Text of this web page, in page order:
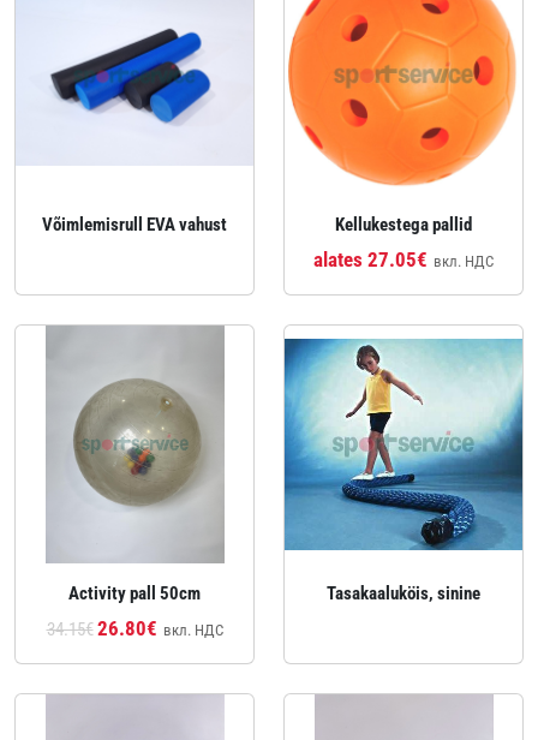
Võimlemisrull EVA vahust Kellukestega pallid
alates 27.05€ вкл. НДС
Activity pall 50cm
34.15€26.80€ вкл. НДС
Tasakaaluköis, sinine